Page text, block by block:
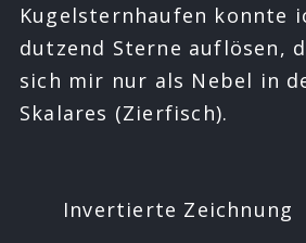
Kugelsternhaufen konnte
dutzend Sterne auflösen,
sich mir nur als Nebel in
Skalares (Zierfisch).
Invertierte Zeichnung